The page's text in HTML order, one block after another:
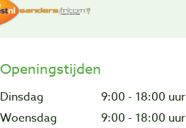
Openingstijden
Dinsdag
9:00 - 18:00 uur
Woensdag
9:00 - 18:00 uur